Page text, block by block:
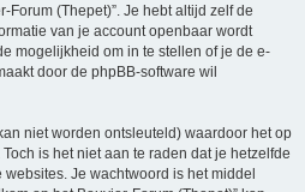
Forum (Thepet)”. Je hebt altijd zelf de
van je account openbaar wordt
mogelijkheid om in te stellen of je de e-
door de phpBB-software wil
niet worden ontsleuteld) waardoor het op
is het niet aan te raden dat je hetzelfde
Je wachtwoord is het middel